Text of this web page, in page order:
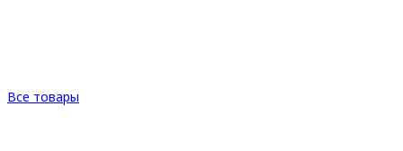
Все товары